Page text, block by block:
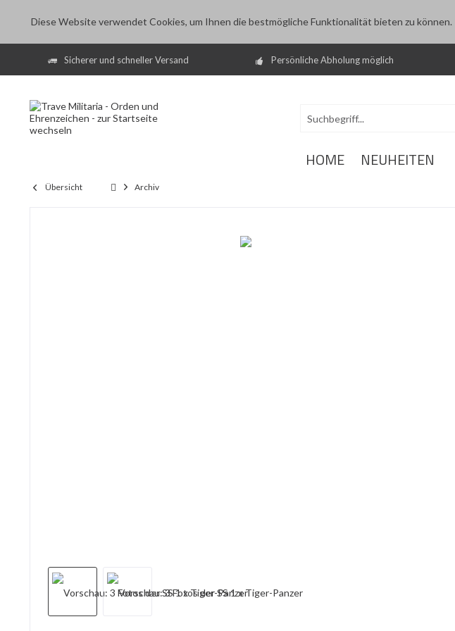
Diese Website verwendet Cookies, um Ihnen die bestmögliche Funktionalität bieten zu können.
Sicherer und schneller Versand Persönliche Abholung möglich
HOME NEUHEITEN
Übersicht Archiv